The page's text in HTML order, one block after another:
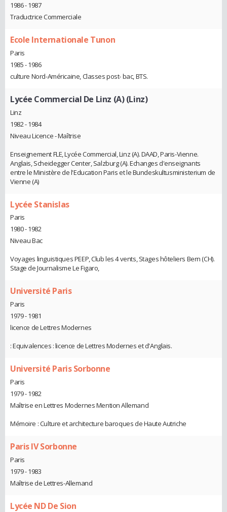
1986 - 1987
Traductrice Commerciale
Ecole Internationale Tunon
Paris
1985 - 1986
culture Nord-Américaine, Classes post- bac, BTS.
Lycée Commercial De Linz (A) (Linz)
Linz
1982 - 1984
Niveau Licence - Maîtrise
Enseignement FLE, Lycée Commercial, Linz (A). DAAD, Paris-Vienne.
Anglais, Scheidegger Center, Salzburg (A). Echanges d'enseignants
entre le Ministère de l'Education Paris et le Bundeskultusministerium de
Vienne (A)
Lycée Stanislas
Paris
1980 - 1982
Niveau Bac
Voyages linguistiques PEEP, Club les 4 vents, Stages hôteliers Bern (CH).
Stage de Journalisme Le Figaro,
Université Paris
Paris
1979 - 1981
licence de Lettres Modernes
: Equivalences : licence de Lettres Modernes et d'Anglais.
Université Paris Sorbonne
Paris
1979 - 1982
Maîtrise en Lettres Modernes Mention Allemand
Mémoire : Culture et architecture baroques de Haute Autriche
Paris IV Sorbonne
Paris
1979 - 1983
Maîtrise de Lettres-Allemand
Lycée ND De Sion